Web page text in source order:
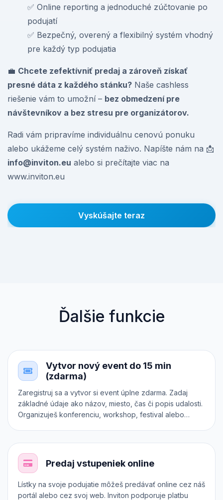
✅ Online reporting a jednoduché zúčtovanie po
podujatí
✅ Bezpečný, overený a flexibilný systém vhodný
pre každý typ podujatia
💼 Chcete zefektívniť predaj a zároveň získať
presné dáta z každého stánku? Naše cashless
riešenie vám to umožní – bez obmedzení pre
návštevníkov a bez stresu pre organizátorov.
Radi vám pripravíme individuálnu cenovú ponuku
alebo ukážeme celý systém naživo. Napíšte nám na 📩
info@inviton.eu alebo si prečítajte viac na
www.inviton.eu
Vyskúšajte teraz
Ďalšie funkcie
Vytvor nový event do 15 min
(zdarma)
Zaregistruj sa a vytvor si event úplne zdarma. Zadaj
základné údaje ako názov, miesto, čas či popis udalosti.
Organizuješ konferenciu, workshop, festival alebo
Inviton v praxi.Predaj vstupeniek online
Lístky na svoje podujatie môžeš predávať online cez náš
portál alebo cez svoj web. Inviton podporuje platbu